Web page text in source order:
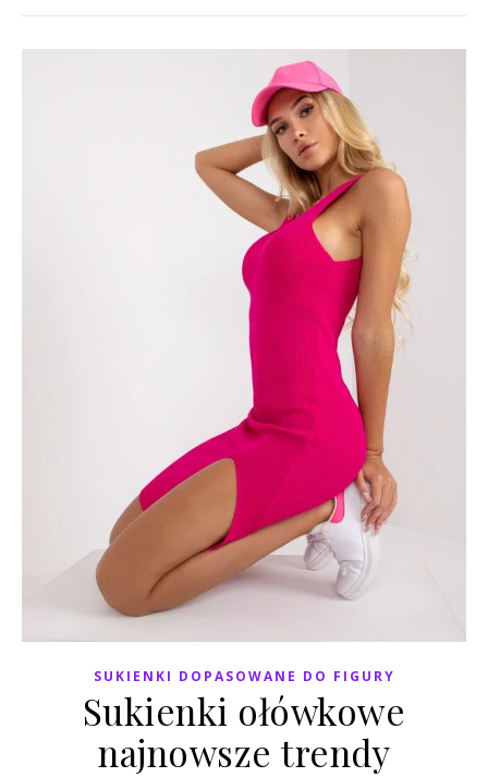
SUKIENKI DOPASOWANE DO FIGURY
Sukienki ołówkowe
najnowsze trendy